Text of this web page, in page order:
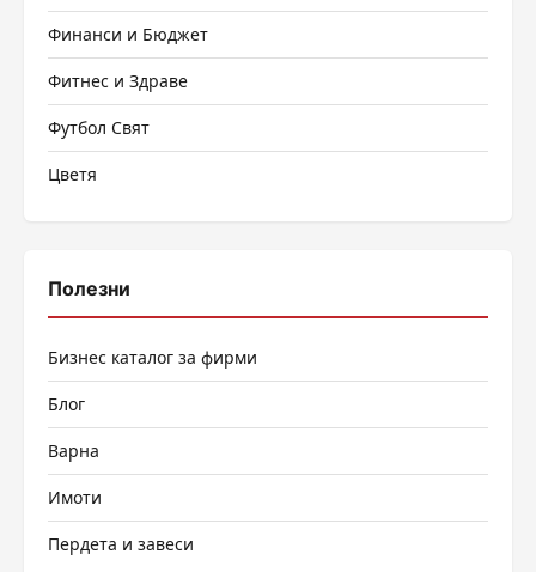
Финанси и Бюджет
Фитнес и Здраве
Футбол Свят
Цветя
Полезни
Бизнес каталог за фирми
Блог
Варна
Имоти
Пердета и завеси